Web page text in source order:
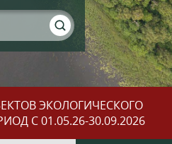
ЭКОЛОГИЧЕСКОГО
С 01.05.26-30.09.2026